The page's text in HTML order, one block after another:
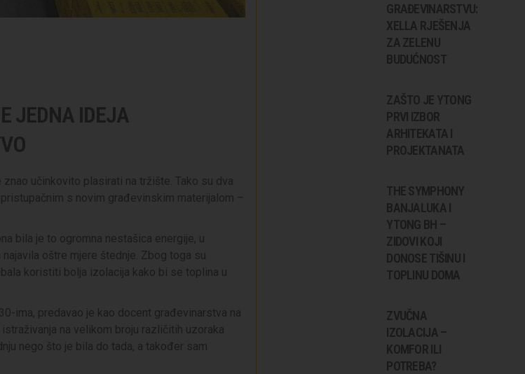
JEDNA IDEJA
učinkovito plasirati na tržište. Tako su dva
s novim građevinskim materijalom –
bila je to ogromna nestašica energije, u
oštre mjere štednje. Zbog toga su
koristiti bolja izolacija kako bi se toplina u
ima, predavao je kao docent građevinarstva na
na velikom broju različitih uzoraka
nego što je bila do tada, a također sam
GRAĐEVINARSTVU:
XELLA RJEŠENJA
ZA ZELENU
BUDUĆNOST
ZAŠTO JE YTONG
PRVI IZBOR
ARHITEKATA I
PROJEKTANATA
THE SYMPHONY
BANJALUKA I
YTONG BH –
ZIDOVI KOJI
DONOSE TIŠINU I
TOPLINU DOMA
ZVUČNA
IZOLACIJA –
KOMFOR ILI
POTREBA?